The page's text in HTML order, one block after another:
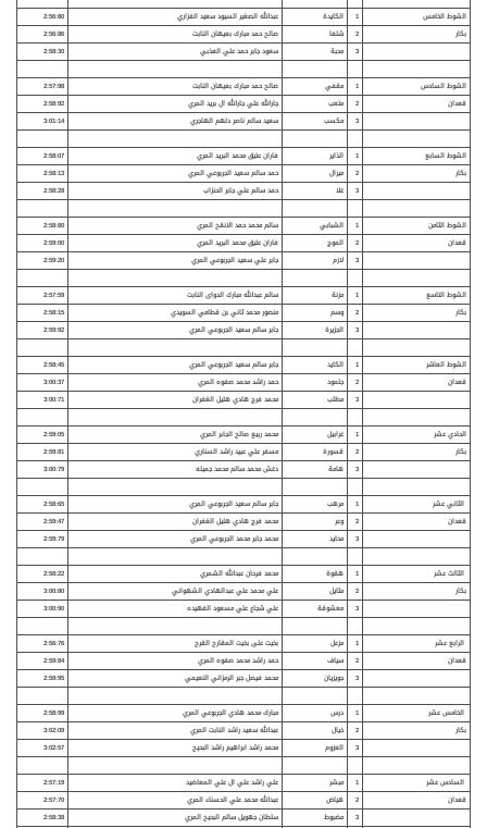
الشوط الخامس 1 الكايدة عبدالله الصغير السيود سعيد الفزاري
2:56:80
بكار
2 شلفا صالح حمد مبارك بعيهان النابت
2:56:86
3
محبة سعود جابر حمد علي العذبي 2:58:30
الشوط السادس 1 مقفي صالح حمد مبارك بعيهان النابت
2:57:98
قعدان
2 متعب جارالله علي جارالله ال بريد المري
2:58:92
3
مكسب سعيد سالم ناصر دلهم الهاجري 3:01:14
الشوط السابع 1 الذاير فاران عتيق محمد البريد المري
2:58:07
بكار
2 ميرال حمد سالم سعيد الجربوعي المري
2:58:13
3
غلا حمد سالم علي جابر الحنزاب 2:58:28
الشوط الثامن 1 الشبابي سالم محمد حمد الانقح المري
2:58:80
قعدان
2 الموج فاران عتيق محمد البريد المري
2:59:00
3
لازم جابر علي سعيد الجربوعي المري 2:59:20
الشوط التاسع 1 مزنة سالم عبدالله مبارك الدواى النابت
2:57:59
بكار
2 وسم منصور محمد ثاني بن قطامي السويدي
2:58:15
3
الجزيرة جابر سالم سعيد الجربوعي المري 2:59:92
الشوط العاشر 1 الكايد جابر سالم سعيد الجربوعي المري
2:58:45
قعدان
2 جلمود حمد راشد محمد صفوه المري
3:00:37
3
مطلب محمد فرج هادي هليل الغفران 3:00:71
الحادي عشر 1 غرابيل محمد ربيع صالح الجابر المري
2:59:05
بكار
2 قسورة مسفر علي عبيد راشد السناري
2:59:81
3
هامة دغش محمد سالم محمد جميله 3:00:79
الثاني عشر 1 مرهب جابر سالم سعيد الجربوعي المري
2:58:65
قعدان
2 وعر محمد فرج هادي هليل الغفران
2:59:47
3
محايد محمد جابر محمد الجربوعي المري 2:59:79
الثالث عشر 1 هقوة محمد فرحان عبدالله الشمري
2:58:22
بكار
2 مثايل علي محمد علي عبدالهادي الشهواني
3:00:80
3
معشوقة علي شجاع علي مسعود الفهيده 3:00:90
الرابع عشر 1 مزعل بخيت على بخيت المقارح القرح
2:56:76
قعدان
2 سياف حمد راشد محمد صفوه المري
2:59:84
3
جويزيان محمد فيصل جبر الرمزاني النعيمي 2:59:95
الخامس عشر 1 درس مبارك محمد هادي الجربوعي المري
2:58:99
بكار
2 خيال عبدالله سعيد راشد النابت المري
3:02:09
3
العزوم محمد راشد ابراهيم راشد البحيح 3:02:57
السادس عشر 1 مبشر علي راشد علي ال علي المعاضيد
2:57:19
قعدان
2 هياض عبدالله محمد علي الحسناء المري
2:57:70
3
مضبوط سلطان جهويل سالم البحيح المري 2:58:38